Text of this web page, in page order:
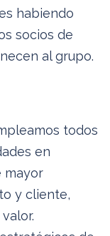
habiendo
socios de
al grupo.
todos
en
mayor
y cliente,